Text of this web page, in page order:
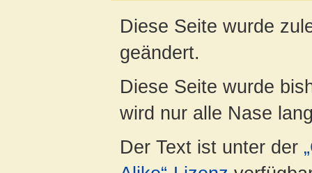
Diese Seite wurde
geändert.
Diese Seite wurde
wird nur alle Nase
Der Text ist unter der